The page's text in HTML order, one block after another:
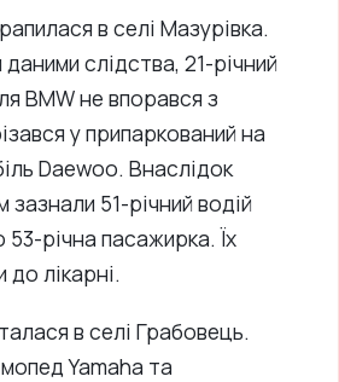
в селі Мазурівка.
слідства, 21-річний
BMW не впорався з
у припаркований на
Daewoo. Внаслідок
зазнали 51-річний водій
річна пасажирка. Їх
до лікарні.
в селі Грабовець.
Yamaha та